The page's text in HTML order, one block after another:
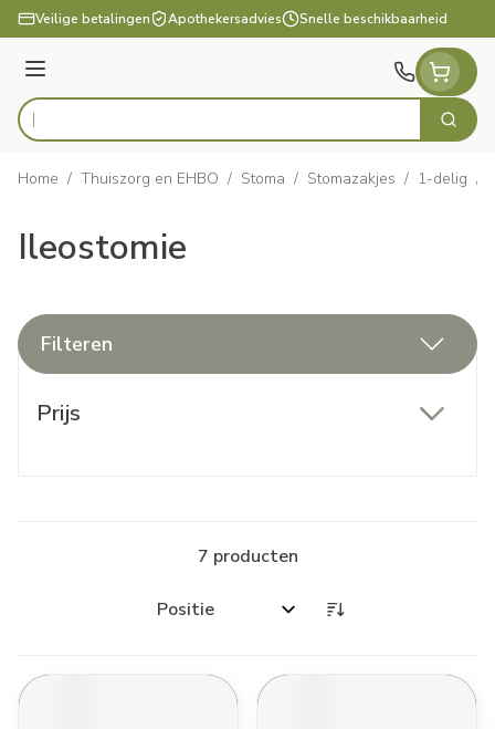
Ga naar de inhoud
Veilige betalingen Apothekersadvies Snelle beschikbaarheid
Menu
Product, merk, categorie... Zoek
Home / Thuiszorg en EHBO / Stoma / Stomazakjes / 1-delig /
Ileostomie
Filteren
Prijs
7 producten
Sorteer op: